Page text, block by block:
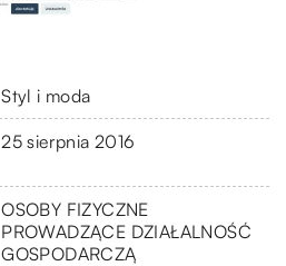
Styl i moda
25 sierpnia 2016
OSOBY FIZYCZNE
PROWADZĄCE DZIAŁALNOŚĆ
GOSPODARCZĄ